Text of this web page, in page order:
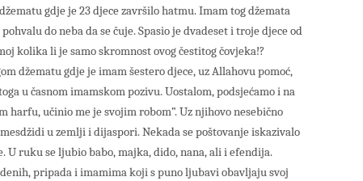
gdje je 23 djece završilo hatmu. Imam tog džemata
do neba da se čuje. Spasio je dvadeset i troje djece od
kolika li je samo skromnost ovog čestitog čovjeka!?
džematu gdje je imam šestero djece, uz Allahovu pomoć,
u časnom imamskom pozivu. Uostalom, podsjećamo i na
harfu, učinio me je svojim robom”. Uz njihovo nesebično
u zemlji i dijaspori. Nekada se poštovanje iskazivalo
U ruku se ljubio babo, majka, dido, nana, ali i efendija.
pripada i imamima koji s puno ljubavi obavljaju svoj